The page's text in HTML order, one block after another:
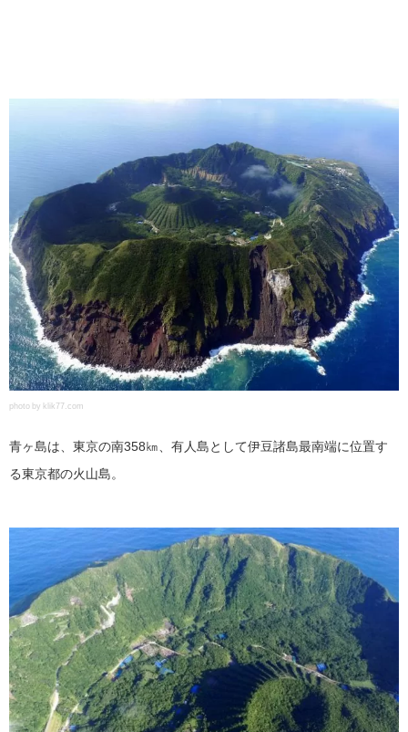
photo by klik77.com
青ヶ島は、東京の南358㎞、有人島として伊豆諸島最南端に位置す
る東京都の火山島。